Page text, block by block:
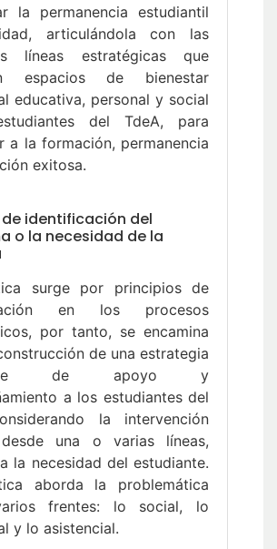
la permanencia estudiantil
articulándola con las
líneas estratégicas que
espacios de bienestar
educativa, personal y social
del TdeA, para
a la formación, permanencia
exitosa.
de identificación del
o la necesidad de la
surge por principios de
en los procesos
por tanto, se encamina
de una estrategia
de apoyo y
a los estudiantes del
la intervención
una o varias líneas,
la necesidad del estudiante.
aborda la problemática
frentes: lo social, lo
y lo asistencial.